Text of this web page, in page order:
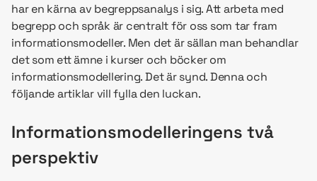
har en kärna av begreppsanalys i sig. Att arbeta med
begrepp och språk är centralt för oss som tar fram
informationsmodeller. Men det är sällan man behandlar
det som ett ämne i kurser och böcker om
informationsmodellering. Det är synd. Denna och
följande artiklar vill fylla den luckan.
Informationsmodelleringens två
perspektiv